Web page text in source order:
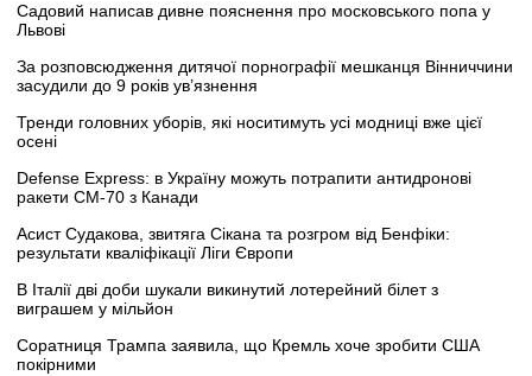
Садовий написав дивне пояснення про московського попа у
Львові
За розповсюдження дитячої порнографії мешканця Вінниччини
засудили до 9 років ув’язнення
Тренди головних уборів, які носитимуть усі модниці вже цієї
осені
Defense Express: в Україну можуть потрапити антидронові
ракети CM-70 з Канади
Асист Судакова, звитяга Сікана та розгром від Бенфіки:
результати кваліфікації Ліги Європи
В Італії дві доби шукали викинутий лотерейний білет з
виграшем у мільйон
Соратниця Трампа заявила, що Кремль хоче зробити США
покірними